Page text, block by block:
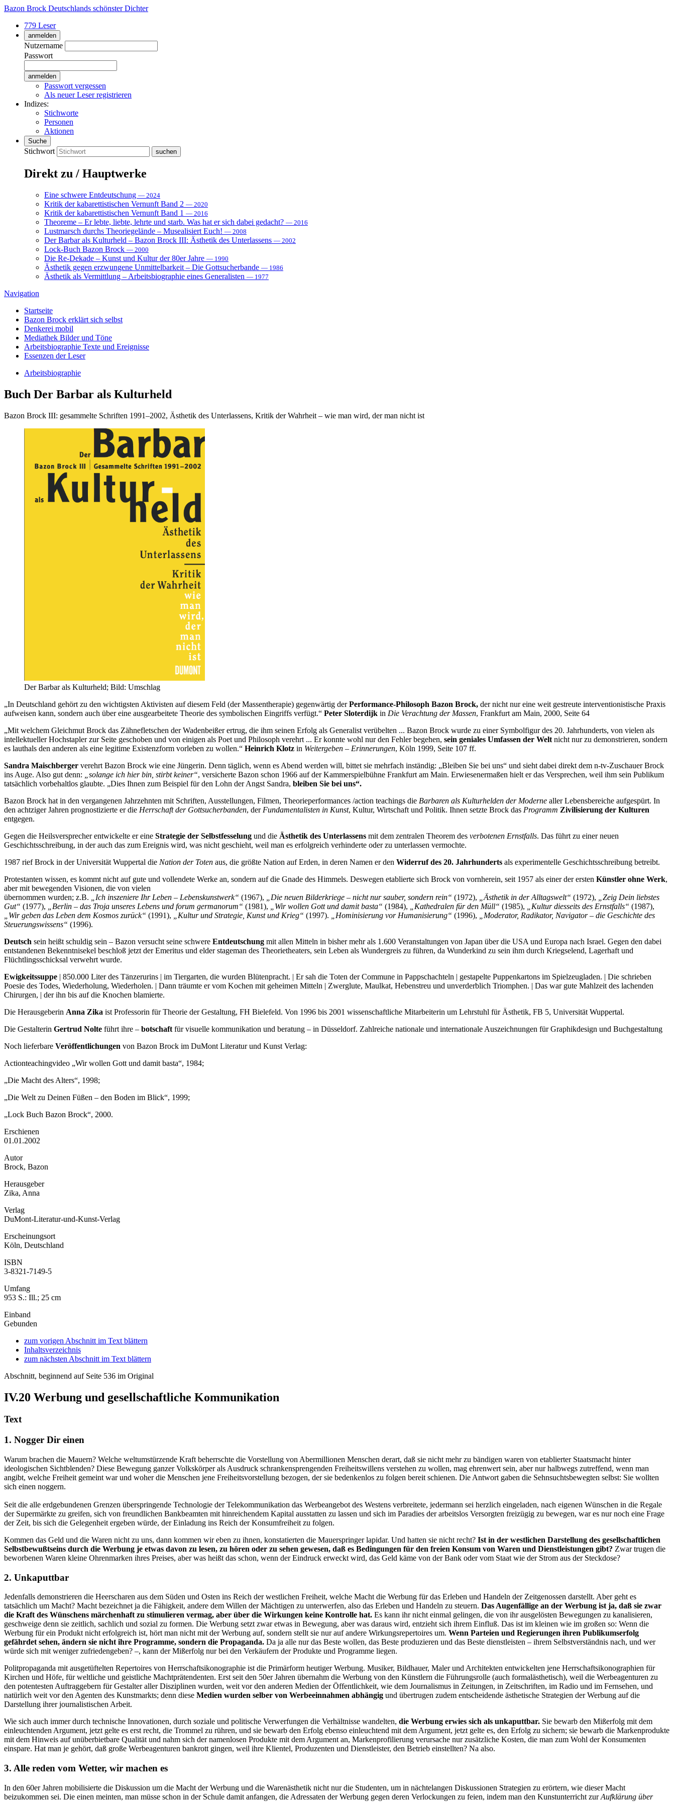
Bazon Brock Deutschlands schönster Dichter
779 Leser
anmelden
Nutzername
Passwort
Passwort vergessen
Als neuer Leser registrieren
Indizes:
Stichworte
Personen
Aktionen
Suche
Stichwort
Direkt zu / Hauptwerke
Eine schwere Entdeutschung — 2024
Kritik der kabarettistischen Vernunft Band 2 — 2020
Kritik der kabarettistischen Vernunft Band 1 — 2016
Theoreme – Er lebte, liebte, lehrte und starb. Was hat er sich dabei gedacht? — 2016
Lustmarsch durchs Theoriegelände – Musealisiert Euch! — 2008
Der Barbar als Kulturheld – Bazon Brock III: Ästhetik des Unterlassens — 2002
Lock-Buch Bazon Brock — 2000
Die Re-Dekade – Kunst und Kultur der 80er Jahre — 1990
Ästhetik gegen erzwungene Unmittelbarkeit – Die Gottsucherbande — 1986
Ästhetik als Vermittlung – Arbeitsbiographie eines Generalisten — 1977
Navigation
Startseite
Bazon Brock erklärt sich selbst
Denkerei mobil
Mediathek Bilder und Töne
Arbeitsbiographie Texte und Ereignisse
Essenzen der Leser
Arbeitsbiographie
Buch Der Barbar als Kulturheld
Bazon Brock III: gesammelte Schriften 1991–2002, Ästhetik des Unterlassens, Kritik der Wahrheit – wie man wird, der man nicht ist
Der Barbar als Kulturheld; Bild: Umschlag
„In Deutschland gehört zu den wichtigsten Aktivisten auf diesem Feld (der Massentherapie) gegenwärtig derPerformance-Philosoph Bazon Brock, der nicht nur eine weit gestreute interventionistische Praxis
aufweisen kann, sondern auch über eine ausgearbeitete Theorie des symbolischen Eingriffs verfügt.“ Peter Sloterdijk in Die Verachtung der Massen, Frankfurt am Main, 2000, Seite 64
„Mit welchem Gleichmut Brock das Zähnefletschen der Wadenbeißer ertrug, die ihm seinen Erfolg als Generalist verübelten ... Bazon Brock wurde zu einer Symbolfigur des 20. Jahrhunderts, von vielen als
intellektueller Hochstapler zur Seite geschoben und von einigen als Poet und Philosoph verehrt ... Er konnte wohl nur den Fehler begehen, sein geniales Umfassen der Welt nicht nur zu demonstrieren, sondern
es lauthals den anderen als eine legitime Existenzform vorleben zu wollen.“ Heinrich Klotz in Weitergeben – Erinnerungen, Köln 1999, Seite 107 ff.
Sandra Maischberger verehrt Bazon Brock wie eine Jüngerin. Denn täglich, wenn es Abend werden will, bittet sie mehrfach inständig: „Bleiben Sie bei uns“ und sieht dabei direkt dem n-tv-Zuschauer Brock
ins Auge. Also gut denn:
„solange ich hier bin, stirbt keiner“, versicherte Bazon schon 1966 auf der Kammerspielbühne Frankfurt am Main. Erwiesenermaßen hielt er das Versprechen, weil ihm sein Publikum
tatsächlich vorbehaltlos glaubte. „Dies Ihnen zum Beispiel für den Lohn der Angst Sandra, bleiben Sie bei uns“.
Bazon Brock hat in den vergangenen Jahrzehnten mit Schriften, Ausstellungen, Filmen, Theorieperformances /action teachings die Barbaren als Kulturhelden der Moderne aller Lebensbereiche aufgespürt. In
den achtziger Jahren prognostizierte er die Herrschaft der Gottsucherbanden, der Fundamentalisten in Kunst, Kultur, Wirtschaft und Politik. Ihnen setzte Brock das Programm Zivilisierung der Kulturen
entgegen.
Gegen die Heilsversprecher entwickelte er eine Strategie der Selbstfesselung und die Ästhetik des Unterlassens mit dem zentralen Theorem des verbotenen Ernstfalls. Das führt zu einer neuen
Geschichtsschreibung, in der auch das zum Ereignis wird, was nicht geschieht, weil man es erfolgreich verhinderte oder zu unterlassen vermochte.
1987 rief Brock in der Universität Wuppertal die Nation der Toten aus, die größte Nation auf Erden, in deren Namen er den Widerruf des 20. Jahrhunderts als experimentelle Geschichtsschreibung betreibt.
Protestanten wissen, es kommt nicht auf gute und vollendete Werke an, sondern auf die Gnade des Himmels. Deswegen etablierte sich Brock von vornherein, seit 1957 als einer der ersten Künstler ohne Werk,
aber mit bewegenden Visionen, die von vielen
übernommen wurden; z.B. „Ich inszeniere Ihr Leben – Lebenskunstwerk“ (1967), „Die neuen Bilderkriege – nicht nur sauber, sondern rein“ (1972), „Ästhetik in der Alltagswelt“ (1972),
„Zeig Dein liebstes
Gut“ (1977), „Berlin – das Troja unseres Lebens und forum germanorum“ (1981), „Wir wollen Gott und damit basta“ (1984), „Kathedralen für den Müll“ (1985), „Kultur diesseits des Ernstfalls“ (1987),
„Wir geben das Leben dem Kosmos zurück“ (1991), „Kultur und Strategie, Kunst und Krieg“ (1997). „Hominisierung vor Humanisierung“ (1996),
„Moderator, Radikator, Navigator – die Geschichte des
Steuerungswissens“ (1996).
Deutsch sein heißt schuldig sein – Bazon versucht seine schwere Entdeutschung mit allen Mitteln in bisher mehr als 1.600 Veranstaltungen von Japan über die USA und Europa nach Israel. Gegen den dabei
entstandenen Bekenntnisekel beschloß jetzt der Emeritus und elder stageman des Theorietheaters, sein Leben als Wundergreis zu führen, da Wunderkind zu sein ihm durch Kriegselend, Lagerhaft und
Flüchtlingsschicksal verwehrt wurde.
Ewigkeitssuppe | 850.000 Liter des Tänzerurins | im Tiergarten, die wurden Blütenpracht. | Er sah die Toten der Commune in Pappschachteln | gestapelte Puppenkartons im Spielzeugladen. | Die schrieben
Poesie des Todes, Wiederholung, Wiederholen. | Dann träumte er vom Kochen mit geheimen Mitteln | Zwerglute, Maulkat, Hebenstreu und unverderblich Triomphen. | Das war gute Mahlzeit des lachenden
Chirurgen, | der ihn bis auf die Knochen blamierte.
Die Herausgeberin Anna Zika ist Professorin für Theorie der Gestaltung, FH Bielefeld. Von 1996 bis 2001 wissenschaftliche Mitarbeiterin um Lehrstuhl für Ästhetik, FB 5, Universität Wuppertal.
Die Gestalterin Gertrud Nolte führt ihre – botschaft für visuelle kommunikation und beratung – in Düsseldorf. Zahlreiche nationale und internationale Auszeichnungen für Graphikdesign und Buchgestaltung
Noch lieferbare Veröffentlichungen von Bazon Brock im DuMont Literatur und Kunst Verlag:
Actionteachingvideo „Wir wollen Gott und damit basta“, 1984;
„Die Macht des Alters“, 1998;
„Die Welt zu Deinen Füßen – den Boden im Blick“, 1999;
„Lock Buch Bazon Brock“, 2000.
Erschienen
01.01.2002
Autor
Brock, Bazon
Herausgeber
Zika, Anna
Verlag
DuMont-Literatur-und-Kunst-Verlag
Erscheinungsort
Köln, Deutschland
ISBN
3-8321-7149-5
Umfang
953 S.: Ill.; 25 cm
Einband
Gebunden
zum vorigen Abschnitt im Text blättern
Inhaltsverzeichnis
zum nächsten Abschnitt im Text blättern
Abschnitt, beginnend auf Seite 536 im Original
IV.20 Werbung und gesellschaftliche Kommunikation
Text
1. Nogger Dir einen
Warum brachen die Mauern? Welche weltumstürzende Kraft beherrschte die Vorstellung von Abermillionen Menschen derart, daß sie nicht mehr zu bändigen waren von etablierter Staatsmacht hinter
ideologischen Sichtblenden? Diese Bewegung ganzer Volkskörper als Ausdruck schrankensprengenden Freiheitswillens verstehen zu wollen, mag ehrenwert sein, aber nur halbwegs zutreffend, wenn man
angibt, welche Freiheit gemeint war und woher die Menschen jene Freiheitsvorstellung bezogen, der sie bedenkenlos zu folgen bereit schienen. Die Antwort gaben die Sehnsuchtsbewegten selbst: Sie wollten
sich einen noggern.
Seit die alle erdgebundenen Grenzen überspringende Technologie der Telekommunikation das Werbeangebot des Westens verbreitete, jedermann sei herzlich eingeladen, nach eigenen Wünschen in die Regale
der Supermärkte zu greifen, sich von freundlichen Bankbeamten mit hinreichendem Kapital ausstatten zu lassen und sich im Paradies der arbeitslos Versorgten freizügig zu bewegen, war es nur noch eine Frage
der Zeit, bis sich die Gelegenheit ergeben würde, der Einladung ins Reich der Konsumfreiheit zu folgen.
Kommen das Geld und die Waren nicht zu uns, dann kommen wir eben zu ihnen, konstatierten die Mauerspringer lapidar. Und hatten sie nicht recht? Ist in der westlichen Darstellung des gesellschaftlichen
Selbstbewußtseins durch die Werbung je etwas davon zu lesen, zu hören oder zu sehen gewesen, daß es Bedingungen für den freien Konsum von Waren und Dienstleistungen gibt? Zwar trugen die
beworbenen Waren kleine Ohrenmarken ihres Preises, aber was heißt das schon, wenn der Eindruck erweckt wird, das Geld käme von der Bank oder vom Staat wie der Strom aus der Steckdose?
2. Unkaputtbar
Jedenfalls demonstrieren die Heerscharen aus dem Süden und Osten ins Reich der westlichen Freiheit, welche Macht die Werbung für das Erleben und Handeln der Zeitgenossen darstellt. Aber geht es
tatsächlich um Macht? Macht bezeichnet ja die Fähigkeit, andere dem Willen der Mächtigen zu unterwerfen, also das Erleben und Handeln zu steuern. Das Augenfällige an der Werbung ist ja, daß sie zwar
die Kraft des Wünschens märchenhaft zu stimulieren vermag, aber über die Wirkungen keine Kontrolle hat. Es kann ihr nicht einmal gelingen, die von ihr ausgelösten Bewegungen zu kanalisieren,
geschweige denn sie zeitlich, sachlich und sozial zu formen. Die Werbung setzt zwar etwas in Bewegung, aber was daraus wird, entzieht sich ihrem Einfluß. Das ist im kleinen wie im großen so: Wenn die
Werbung für ein Produkt nicht erfolgreich ist, hört man nicht mit der Werbung auf, sondern stellt sie nur auf andere Wirkungsrepertoires um. Wenn Parteien und Regierungen ihren Publikumserfolg
gefährdet sehen, ändern sie nicht ihre Programme, sondern die Propaganda. Da ja alle nur das Beste wollen, das Beste produzieren und das Beste dienstleisten – ihrem Selbstverständnis nach, und wer
würde sich mit weniger zufriedengeben? –, kann der Mißerfolg nur bei den Verkäufern der Produkte und Programme liegen.
Politpropaganda mit ausgetüftelten Repertoires von Herrschaftsikonographie ist die Primärform heutiger Werbung. Musiker, Bildhauer, Maler und Architekten entwickelten jene Herrschaftsikonographien für
Kirchen und Höfe, für weltliche und geistliche Machtprätendenten. Erst seit den 50er Jahren übernahm die Werbung von den Künstlern die Führungsrolle (auch formalästhetisch), weil die Werbeagenturen zu
den potentesten Auftraggebern für Gestalter aller Disziplinen wurden, weit vor den anderen Medien der Öffentlichkeit, wie dem Journalismus in Zeitungen, in Zeitschriften, im Radio und im Fernsehen, und
natürlich weit vor den Agenten des Kunstmarkts; denn diese Medien wurden selber von Werbeeinnahmen abhängig und übertrugen zudem entscheidende ästhetische Strategien der Werbung auf die
Darstellung ihrer journalistischen Arbeit.
Wie sich auch immer durch technische Innovationen, durch soziale und politische Verwerfungen die Verhältnisse wandelten, die Werbung erwies sich als unkaputtbar. Sie bewarb den Mißerfolg mit dem
einleuchtenden Argument, jetzt gelte es erst recht, die Trommel zu rühren, und sie bewarb den Erfolg ebenso einleuchtend mit dem Argument, jetzt gelte es, den Erfolg zu sichern; sie bewarb die Markenprodukte
mit dem Hinweis auf unüberbietbare Qualität und nahm sich der namenlosen Produkte mit dem Argument an, Markenprofilierung verursache nur zusätzliche Kosten, die man zum Wohl der Konsumenten
einspare. Hat man je gehört, daß große Werbeagenturen bankrott gingen, weil ihre Klientel, Produzenten und Dienstleister, den Betrieb einstellten? Na also.
3. Alle reden vom Wetter, wir machen es
In den 60er Jahren mobilisierte die Diskussion um die Macht der Werbung und die Warenästhetik nicht nur die Studenten, um in nächtelangen Diskussionen Strategien zu erörtern, wie dieser Macht
beizukommen sei. Die einen meinten, man müsse schon in der Schule damit anfangen, die Adressaten der Werbung gegen deren Verlockungen zu feien, indem man den Kunstunterricht zurAufklärung über